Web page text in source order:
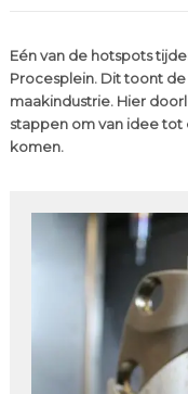
Eén van de hotspots
Procesplein. Dit toont
maakindustrie. Hier
stappen om van idee
komen.